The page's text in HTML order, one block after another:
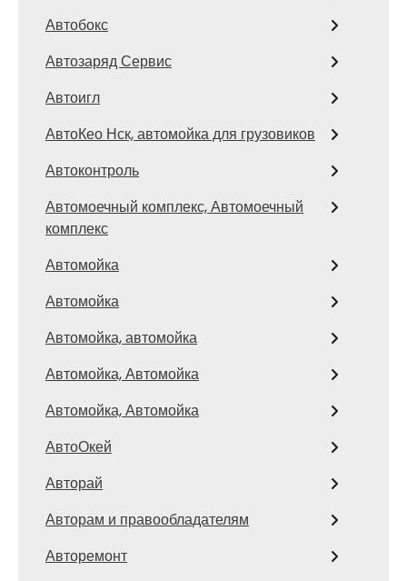
Автобокс
Автозаряд Сервис
Автоигл
АвтоКео Нск, автомойка для грузовиков
Автоконтроль
Автомоечный комплекс, Автомоечный
комплекс
Автомойка
Автомойка
Автомойка, автомойка
Автомойка, Автомойка
Автомойка, Автомойка
АвтоОкей
Авторай
Авторам и правообладателям
Авторемонт